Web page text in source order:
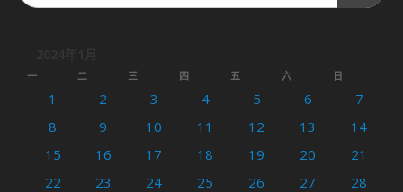
一 二 三 四 五 六 日
1 2 3 4 5 6
7
8
9 10 11 12 13
14
15
16 17 18 19 20
21
22
23 24 25 26 27
28